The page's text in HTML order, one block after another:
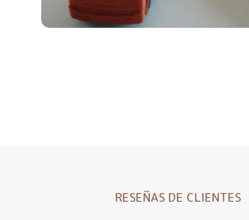
RESEÑAS DE CLIENTES